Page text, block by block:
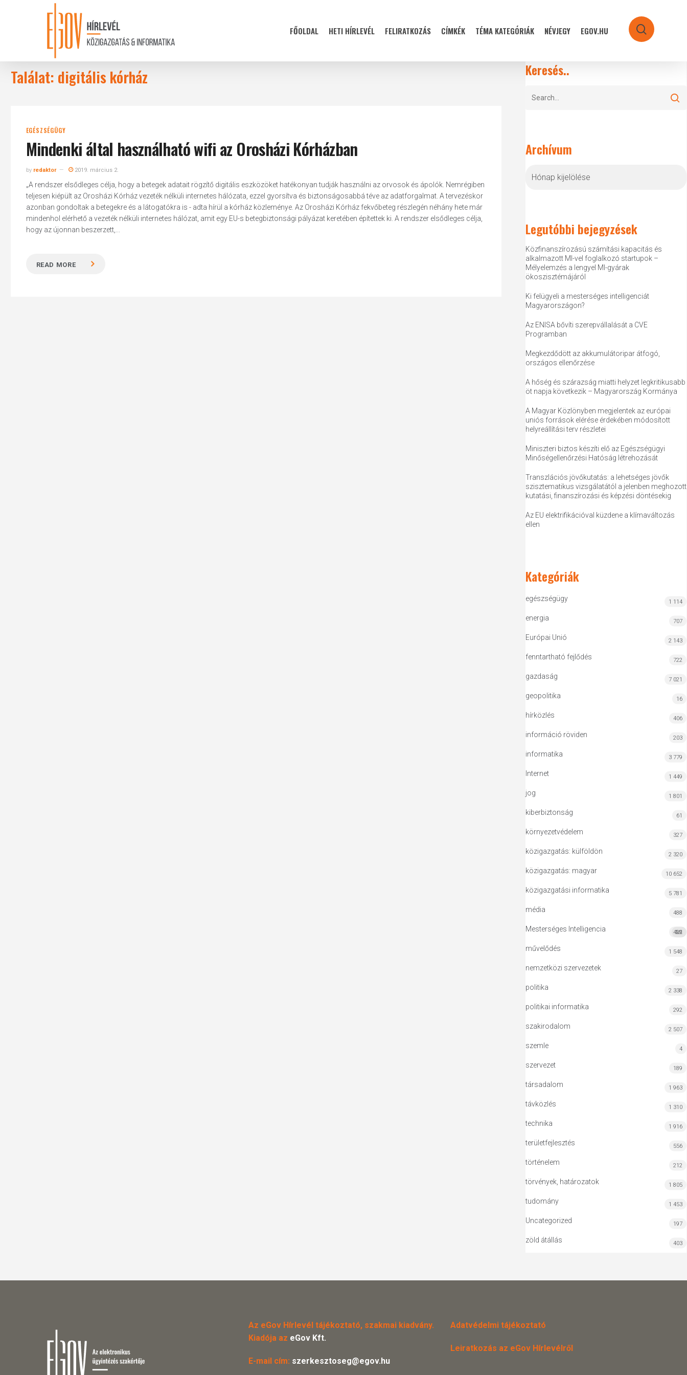
FŐOLDAL HETI HÍRLEVÉL FELIRATKOZÁS CÍMKÉK TÉMA KATEGÓRIÁK NÉVJEGY EGOV.HU search
Találat: digitális kórház
EGÉSZSÉGÜGY
Mindenki által használható wifi az Orosházi Kórházban
by redaktor 2019. március 2.
„A rendszer elsődleges célja, hogy a betegek adatait rögzítő digitális eszközöket hatékonyan tudják használni az orvosok és ápolók. Nemrégiben
teljesen kiépült az Orosházi Kórház vezeték nélküli internetes hálózata, ezzel gyorsítva és biztonságosabbá téve az adatforgalmat. A tervezéskor
azonban gondoltak a betegekre és a látogatókra is - adta hírül a kórház közleménye. Az Orosházi Kórház fekvőbeteg részlegén néhány hete már
mindenhol elérhető a vezeték nélküli internetes hálózat, amit egy EU-s betegbiztonsági pályázat keretében építettek ki. A rendszer elsődleges célja,
hogy az újonnan beszerzett,...
READ MORE
Keresés..
Archívum
Legutóbbi bejegyzések
Közfinanszírozású számítási kapacitás és
alkalmazott MI-vel foglalkozó startupok –
Mélyelemzés a lengyel MI-gyárak
ökoszisztémájáról
Ki felügyeli a mesterséges intelligenciát
Magyarországon?
Az ENISA bővíti szerepvállalását a CVE
Programban
Megkezdődött az akkumulátoripar átfogó,
országos ellenőrzése
A hőség és szárazság miatti helyzet legkritikusabb
öt napja következik – Magyarország Kormánya
A Magyar Közlönyben megjelentek az európai
uniós források elérése érdekében módosított
helyreállítási terv részletei
Miniszteri biztos készíti elő az Egészségügyi
Minőségellenőrzési Hatóság létrehozását
Transzlációs jövőkutatás: a lehetséges jövők
szisztematikus vizsgálatától a jelenben meghozott
kutatási, finanszírozási és képzési döntésekig
Az EU elektrifikációval küzdene a klímaváltozás
ellen
Kategóriák
egészségügy 1 114
energia 707
Európai Unió 2 143
fenntartható fejlődés 722
gazdaság 7 021
geopolitika 16
hírközlés 406
információ röviden 203
informatika 3 779
Internet 1 449
jog 1 801
kiberbiztonság 61
környezetvédelem 327
közigazgatás: külföldön 2 320
közigazgatás: magyar 10 652
közigazgatási informatika 5 781
média 488
Mesterséges Intelligencia MI
422
művelődés 1 548
nemzetközi szervezetek 27
politika 2 338
politikai informatika 292
szakirodalom 2 507
szemle 4
szervezet 189
társadalom 1 963
távközlés 1 310
technika 1 916
területfejlesztés 556
történelem 212
törvények, határozatok 1 805
tudomány 1 453
Uncategorized 197
zöld átállás 403
Az eGov Hírlevél tájékoztató, szakmai kiadvány.
Kiadója az eGov Kft.
E-mail cím: szerkesztoseg@egov.hu
Adatvédelmi tájékoztató
Leiratkozás az eGov Hírlevélről